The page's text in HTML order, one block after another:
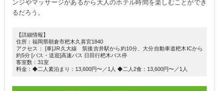
ンジやマッサージがあるから大人のホテル時間を楽しむことができ
るだろう。
【詳細情報】
住所：福岡県朝倉市杷木久喜宮1840
アクセス： [車]JR久大線 筑後吉井駅から約10分、大分自動車道杷木ICから
約5分 [バス・送迎]高速バス 日田行杷木バス停
客室数：31室
料金：◆二人素泊まり：13,600円〜／1人 ◆二人2食：13,600円〜／1人